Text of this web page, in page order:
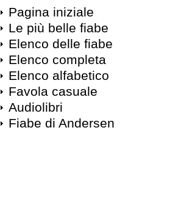
Pagina iniziale
Le più belle fiabe
Elenco delle fiabe
Elenco completa
Elenco alfabetico
Favola casuale
Audiolibri
Fiabe di Andersen